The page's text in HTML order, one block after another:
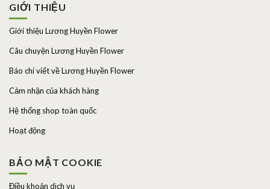
GIỚI THIỆU
Giới thiệu Lương Huyền Flower
Câu chuyện Lương Huyền Flower
Báo chí viết về Lương Huyền Flower
Cảm nhận của khách hàng
Hệ thống shop toàn quốc
Hoạt động
BẢO MẬT COOKIE
Điều khoản dịch vụ